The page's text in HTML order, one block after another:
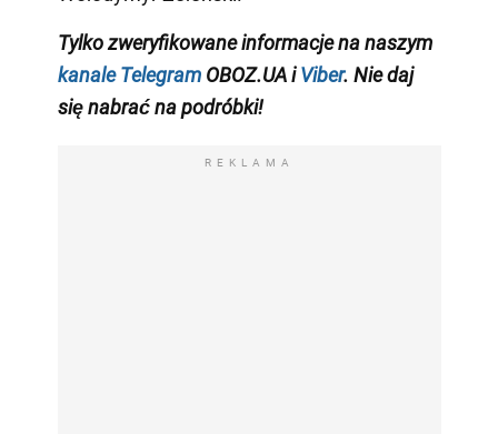
Tylko zweryfikowane informacje na naszym
kanale TelegramOBOZ.UA iViber. Nie daj
się nabrać na podróbki!
REKLAMA